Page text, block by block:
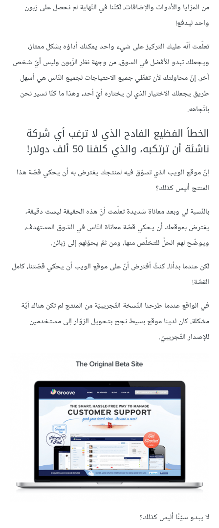
من المزايا والأدوات والإضافات، لكنّنا في النّهاية لم نحصل على زبون
واحد ليدفع!
تعلّمت أنّه عليك التركيز على شيء واحد يمكنك أداؤه بشكل ممتاز،
ويجعلك تبدو الأفضل في السوق، من وجهة نظر الزّبون وليس أيّ شخص
آخر. إنّ محاولتك لأن تغطّي جميع الاحتياجات لجميع النّاس هي أسهل
طريق يجعلك الاختيار الذي لن يختاره أيّ أحد، وهذا ما كنّا نسير نحن
باتّجاهه.
الخطأ الفظيع الفادح الذي لا ترغب أي شركة
ناشئة أن ترتكبه، والذي كلفنا 50 ألف دولار!
إنّ موقع الويب الذي تسوّق فيه لمنتجك يفترض به أن يحكي قصّة هذا
المنتج أليس كذلك؟
بالنّسبة لي وبعد معاناة شديدة تعلّمت أنّ هذه الحقيقة ليست دقيقة،
يفترض بموقعك أن يحكي قصّة معاناة النّاس في السّوق المستهدف،
ويوضّح لهم الحلّ للتخلّص منها، ومن ثمّ يحوّلهم إلى زبائن.
لكن عندما بدأنا، كنتُ أفترض أنّ على موقع الويب أن يحكي قصّتنا، كامل
القصّة!
في الواقع عندما طرحنا النّسخة التّجريبيّة من المنتج لم تكن هناك أيّة
مشكلة، كان لدينا موقع بسيط نجح بتحويل الزوّار إلى مستخدمين
للإصدار التّجريبيّ.
لا يبدو سيّئًا أليس كذلك؟